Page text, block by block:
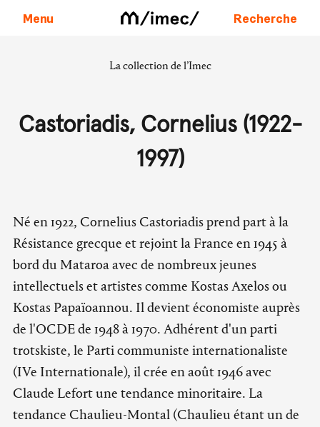
Menu Recherche
La collection de l’Imec
Castoriadis, Cornelius (1922-
1997)
Né en 1922, Cornelius Castoriadis prend part à la
Résistance grecque et rejoint la France en 1945 à
bord du Mataroa avec de nombreux jeunes
intellectuels et artistes comme Kostas Axelos ou
Kostas Papaïoannou. Il devient économiste auprès
de l'OCDE de 1948 à 1970. Adhérent d'un parti
trotskiste, le Parti communiste internationaliste
(IVe Internationale), il crée en août 1946 avec
Claude Lefort une tendance minoritaire. La
tendance Chaulieu-Montal (Chaulieu étant un de